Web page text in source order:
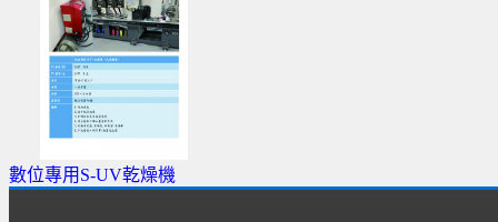
數位專用S-UV乾燥機